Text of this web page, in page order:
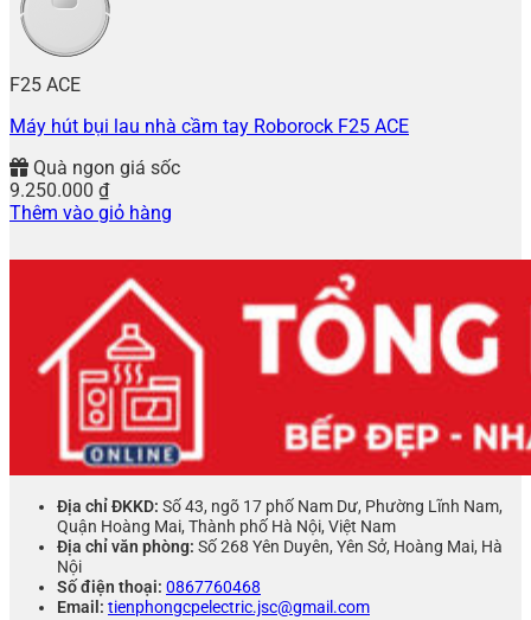
F25 ACE
Máy hút bụi lau nhà cầm tay Roborock F25 ACE
Quà ngon giá sốc
9.250.000 ₫
Thêm vào giỏ hàng
Địa chỉ ĐKKD: Số 43, ngõ 17 phố Nam Dư, Phường Lĩnh Nam,
Quận Hoàng Mai, Thành phố Hà Nội, Việt Nam
Địa chỉ văn phòng: Số 268 Yên Duyên, Yên Sở, Hoàng Mai, Hà
Nội
Số điện thoại: 0867760468
Email: tienphongcpelectric.jsc@gmail.com